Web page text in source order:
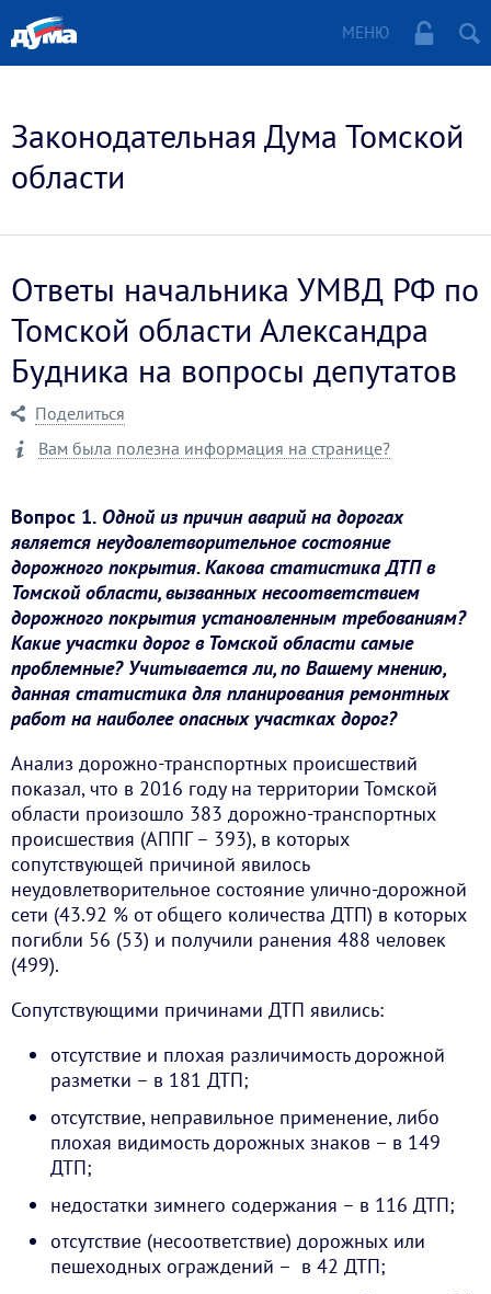
МЕНЮ
Законодательная Дума Томской
области
Ответы начальника УМВД РФ по
Томской области Александра
Будника на вопросы депутатов
Поделиться
Вам была полезна информация на странице?
Вопрос 1. Одной из причин аварий на дорогах
является неудовлетворительное состояние
дорожного покрытия. Какова статистика ДТП в
Томской области, вызванных несоответствием
дорожного покрытия установленным требованиям?
Какие участки дорог в Томской области самые
проблемные? Учитывается ли, по Вашему мнению,
данная статистика для планирования ремонтных
работ на наиболее опасных участках дорог?
Анализ дорожно-транспортных происшествий
показал, что в 2016 году на территории Томской
области произошло 383 дорожно-транспортных
происшествия (АППГ – 393), в которых
сопутствующей причиной явилось
неудовлетворительное состояние улично-дорожной
сети (43.92 % от общего количества ДТП) в которых
погибли 56 (53) и получили ранения 488 человек
(499).
Сопутствующими причинами ДТП явились:
отсутствие и плохая различимость дорожной
разметки – в 181 ДТП;
отсутствие, неправильное применение, либо
плохая видимость дорожных знаков – в 149
ДТП;
недостатки зимнего содержания – в 116 ДТП;
отсутствие (несоответствие) дорожных или
пешеходных ограждений – в 42 ДТП;